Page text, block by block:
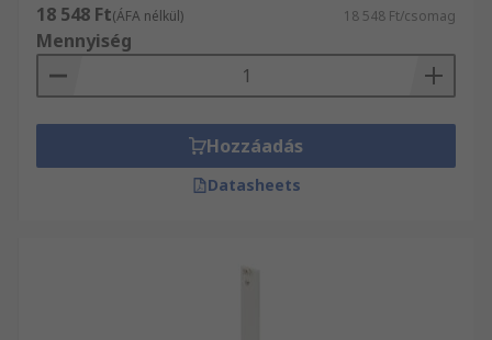
18 548 Ft(ÁFA nélkül) 18 548 Ft/csomag
Mennyiség
Hozzáadás
Datasheets